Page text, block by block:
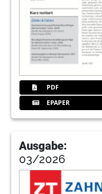
PDF
EPAPER
Ausgabe:
03/2026